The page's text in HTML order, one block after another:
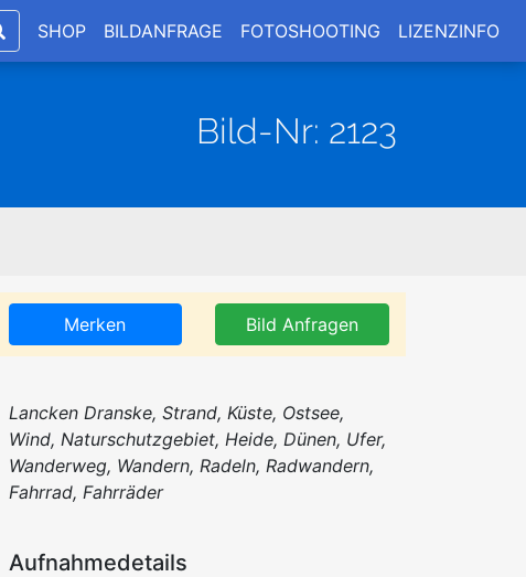
SHOP BILDANFRAGE FOTOSHOOTING LIZENZINFO
Bild-Nr: 2123
Merken Bild Anfragen
Lancken Dranske, Strand, Küste, Ostsee,
Wind, Naturschutzgebiet, Heide, Dünen, Ufer,
Wanderweg, Wandern, Radeln, Radwandern,
Fahrrad, Fahrräder
Aufnahmedetails